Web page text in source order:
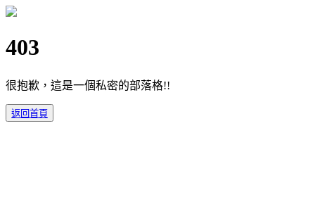
403
很抱歉，這是一個私密的部落格!!
返回首頁